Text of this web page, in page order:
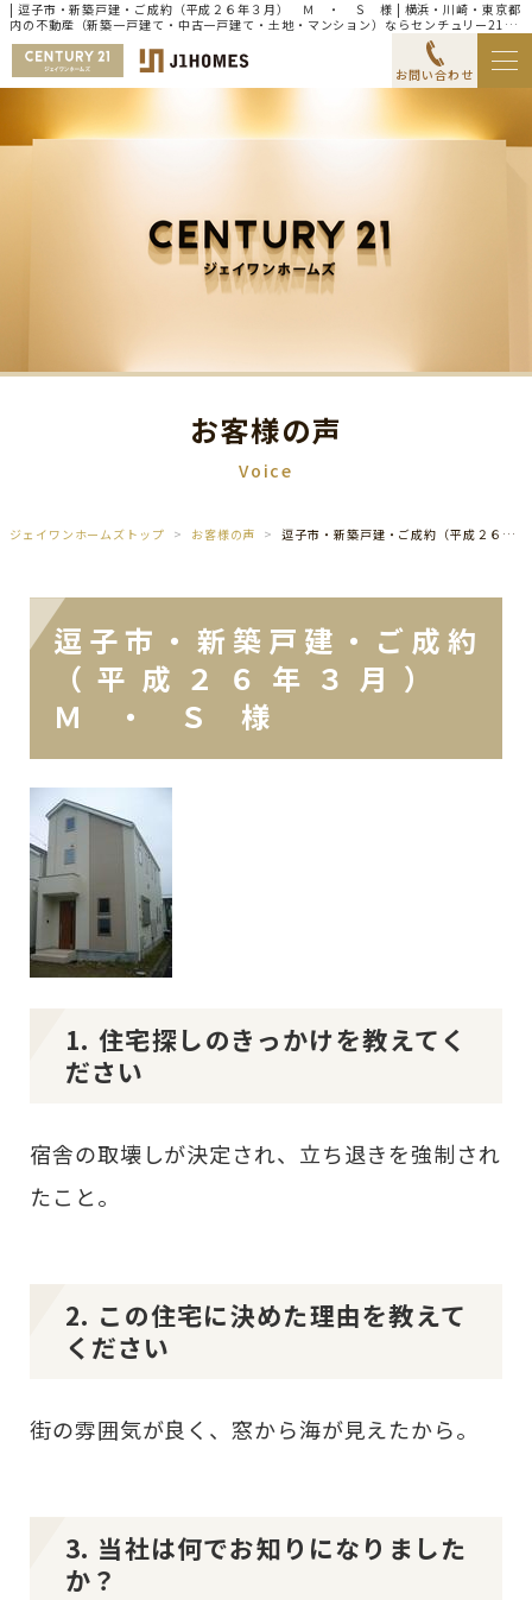
| 逗子市・新築戸建・ご成約（平成２６年３月） Ｍ ・ Ｓ 様 | 横浜・川崎・東京都
内の不動産（新築一戸建て・中古一戸建て・土地・マンション）ならセンチュリー21ジ
ェイワンホームズ
お問い合わせ
お客様の声
Voice
ジェイワンホームズトップ お客様の声 逗子市・新築戸建・ご成約（平成２６年３月） Ｍ ・ Ｓ 様
逗子市・新築戸建・ご成約
（平成２６年３月）
Ｍ ・ Ｓ 様
1. 住宅探しのきっかけを教えてく
ださい
宿舎の取壊しが決定され、立ち退きを強制され
たこと。
2. この住宅に決めた理由を教えて
ください
街の雰囲気が良く、窓から海が見えたから。
3. 当社は何でお知りになりました
か？